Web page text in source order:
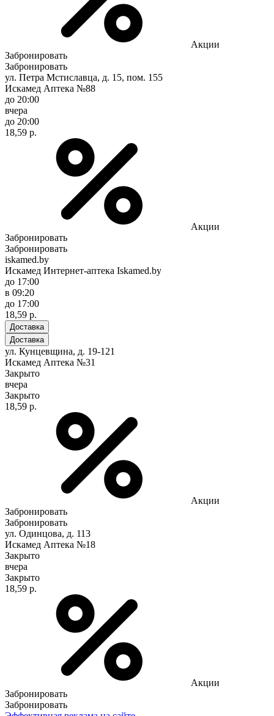
Акции
Забронировать
Забронировать
ул. Петра Мстиславца, д. 15, пом. 155
Искамед Аптека №88
до 20:00
вчера
до 20:00
18,59 р.
Акции
Забронировать
Забронировать
iskamed.by
Искамед Интернет-аптека Iskamed.by
до 17:00
в 09:20
до 17:00
18,59 р.
Доставка
Доставка
ул. Кунцевщина, д. 19-121
Искамед Аптека №31
Закрыто
вчера
Закрыто
18,59 р.
Акции
Забронировать
Забронировать
ул. Одинцова, д. 113
Искамед Аптека №18
Закрыто
вчера
Закрыто
18,59 р.
Акции
Забронировать
Забронировать